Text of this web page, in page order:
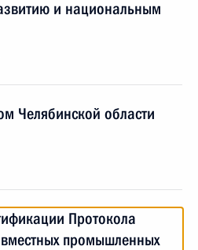
и национальным
Челябинской области
Протокола
промышленных